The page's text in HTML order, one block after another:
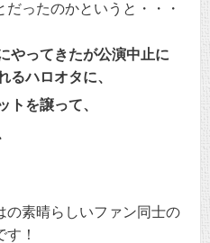
ったのかというと・・・
やってきたが公演中止に
るハロオタに、
トを譲って、
の素晴らしいファン同士の
！